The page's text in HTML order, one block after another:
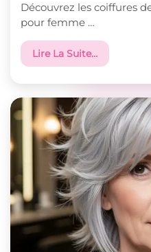
Découvrez les coiffures
pour femme …
Lire La Suite…